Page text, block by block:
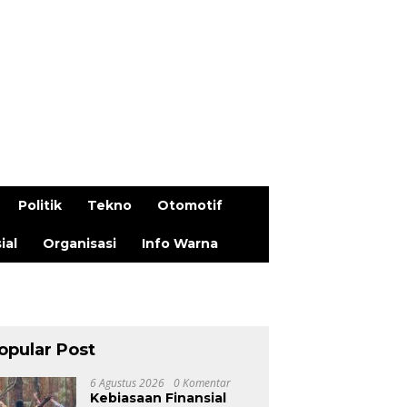
Politik Tekno Otomotif
Organisasi Info Warna
Post
6 Agustus 2026 0 Komentar
Kebiasaan Finansial